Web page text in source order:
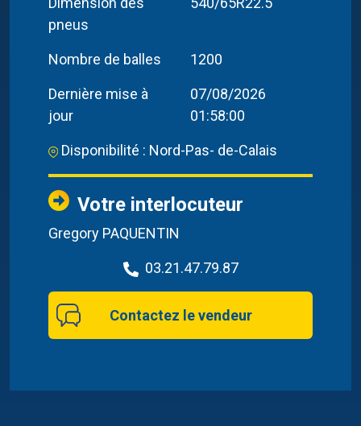
pneus
Nombre de balles 1200
Dernière mise à
jour
07/08/2026
01:58:00
Disponibilité : Nord-Pas- de-Calais
Votre interlocuteur
Gregory PAQUENTIN
03.21.47.79.87
Contactez le vendeur